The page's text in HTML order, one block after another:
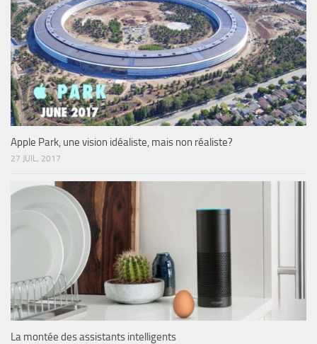
Apple Park, une vision idéaliste, mais non réaliste?
27 JUIL, 2017
La montée des assistants intelligents